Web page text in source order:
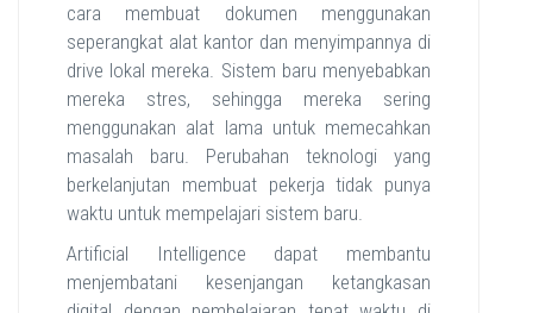
cara membuat dokumen menggunakan
seperangkat alat kantor dan menyimpannya di
drive lokal mereka. Sistem baru menyebabkan
mereka stres, sehingga mereka sering
menggunakan alat lama untuk memecahkan
masalah baru. Perubahan teknologi yang
berkelanjutan membuat pekerja tidak punya
waktu untuk mempelajari sistem baru.
Artificial Intelligence dapat membantu
menjembatani kesenjangan ketangkasan